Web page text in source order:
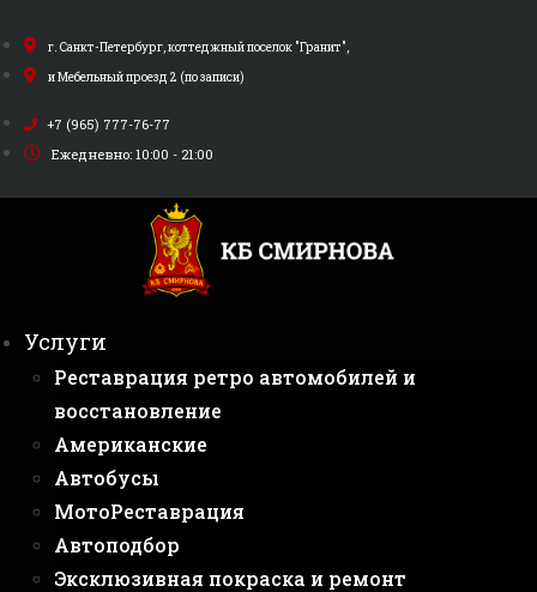
к
содержимому
г. Санкт-Петербург, коттеджный поселок "Гранит",
и Мебельный проезд 2 (по записи)
+7 (965) 777-76-77
Ежедневно: 10:00 - 21:00
Услуги
Реставрация ретро автомобилей и
восстановление
Американские
Автобусы
МотоРеставрация
Автоподбор
Эксклюзивная покраска и ремонт